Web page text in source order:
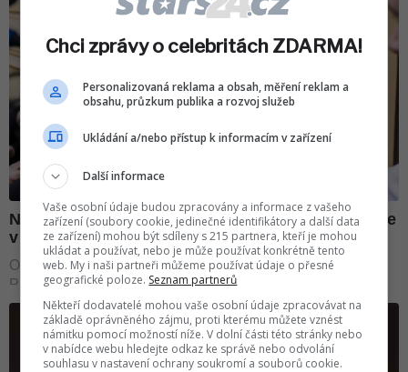
Chci zprávy o celebritách ZDARMA!
Personalizovaná reklama a obsah, měření reklam a
obsahu, průzkum publika a rozvoj služeb
Ukládání a/nebo přístup k informacím v zařízení
Další informace
Vaše osobní údaje budou zpracovány a informace z vašeho
zařízení (soubory cookie, jedinečné identifikátory a další data
ze zařízení) mohou být sdíleny s 215 partnera, kteří je mohou
ukládat a používat, nebo je může používat konkrétně tento
web. My i naši partneři můžeme používat údaje o přesné
geografické poloze. Seznam partnerů
Někteří dodavatelé mohou vaše osobní údaje zpracovávat na
základě oprávněného zájmu, proti kterému můžete vznést
námitku pomocí možností níže. V dolní části této stránky nebo
v nabídce webu hledejte odkaz ke správě nebo odvolání
souhlasu v nastavení ochrany soukromí a souborů cookie.